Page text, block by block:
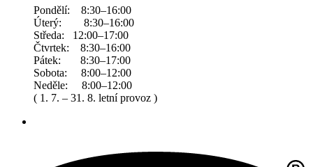
Pondělí: 8:30–16:00
Úterý: 8:30–16:00
Středa: 12:00–17:00
Čtvrtek: 8:30–16:00
Pátek: 8:30–17:00
Sobota: 8:00–12:00
Neděle: 8:00–12:00
( 1. 7. – 31. 8. letní provoz )